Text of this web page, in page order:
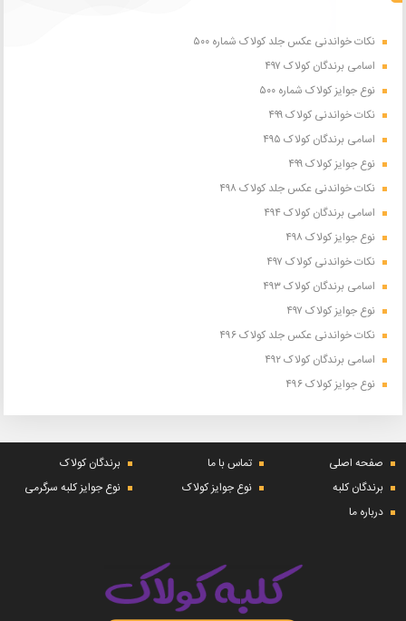
نکات خواندنی عکس جلد کولاک شماره ۵۰۰
اسامی برندگان کولاک ۴۹۷
نوع جوایز کولاک شماره ۵۰۰
نکات خواندنی کولاک ۴۹۹
اسامی برندگان کولاک ۴۹۵
نوع جوایز کولاک ۴۹۹
نکات خواندنی عکس جلد کولاک ۴۹۸
اسامی برندگان کولاک ۴۹۴
نوع جوایز کولاک ۴۹۸
نکات خواندنی کولاک ۴۹۷
اسامی برندگان کولاک ۴۹۳
نوع جوایز کولاک ۴۹۷
نکات خواندنی عکس جلد کولاک ۴۹۶
اسامی برندگان کولاک ۴۹۲
نوع جوایز کولاک ۴۹۶
صفحه اصلی تماس با ما
برندگان کولاک
برندگان کلبه
نوع جوایز کولاک
نوع جوایز کلبه سرگرمی
درباره ما